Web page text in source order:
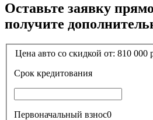
Оставьте заявку
получите
Цена авто со скидкой от: 810 000
Срок кредитования
Первоначальный взнос0